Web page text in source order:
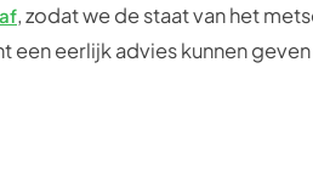
, zodat we de staat van het
een eerlijk advies kunnen